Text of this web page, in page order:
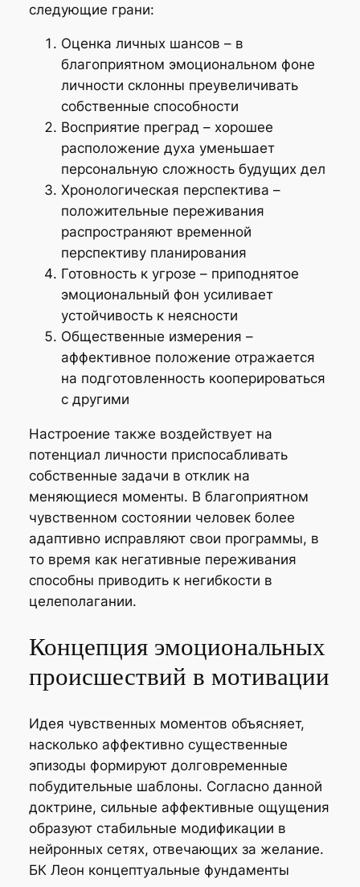
следующие грани:
Оценка личных шансов – в
благоприятном эмоциональном фоне
личности склонны преувеличивать
собственные способности
Восприятие преград – хорошее
расположение духа уменьшает
персональную сложность будущих дел
Хронологическая перспектива –
положительные переживания
распространяют временной
перспективу планирования
Готовность к угрозе – приподнятое
эмоциональный фон усиливает
устойчивость к неясности
Общественные измерения –
аффективное положение отражается
на подготовленность кооперироваться
с другими
Настроение также воздействует на
потенциал личности приспосабливать
собственные задачи в отклик на
меняющиеся моменты. В благоприятном
чувственном состоянии человек более
адаптивно исправляют свои программы, в
то время как негативные переживания
способны приводить к негибкости в
целеполагании.
Концепция эмоциональных
происшествий в мотивации
Идея чувственных моментов объясняет,
насколько аффективно существенные
эпизоды формируют долговременные
побудительные шаблоны. Согласно данной
доктрине, сильные аффективные ощущения
образуют стабильные модификации в
нейронных сетях, отвечающих за желание.
БК Леон концептуальные фундаменты